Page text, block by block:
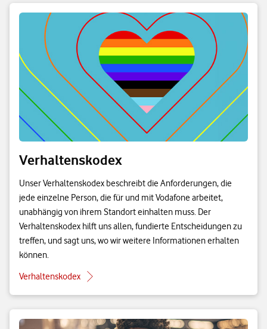
Verhaltenskodex
Unser Verhaltenskodex beschreibt die Anforderungen, die
jede einzelne Person, die für und mit Vodafone arbeitet,
unabhängig von ihrem Standort einhalten muss. Der
Verhaltenskodex hilft uns allen, fundierte Entscheidungen zu
treffen, und sagt uns, wo wir weitere Informationen erhalten
können.
Verhaltenskodex